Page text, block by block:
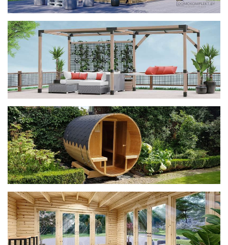
фотогалерея
ДОМИКИ
фотогалерея
Беседки CUBE
фотогалерея
БАНИ-БОЧКИ